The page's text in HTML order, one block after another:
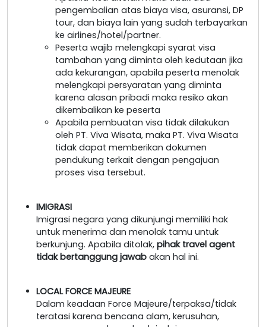
pengembalian atas biaya visa, asuransi, DP
tour, dan biaya lain yang sudah terbayarkan
ke airlines/hotel/partner.
Peserta wajib melengkapi syarat visa
tambahan yang diminta oleh kedutaan jika
ada kekurangan, apabila peserta menolak
melengkapi persyaratan yang diminta
karena alasan pribadi maka resiko akan
dikembalikan ke peserta
Apabila pembuatan visa tidak dilakukan
oleh PT. Viva Wisata, maka PT. Viva Wisata
tidak dapat memberikan dokumen
pendukung terkait dengan pengajuan
proses visa tersebut.
IMIGRASI
Imigrasi negara yang dikunjungi memiliki hak
untuk menerima dan menolak tamu untuk
berkunjung. Apabila ditolak, pihak travel agent
tidak bertanggung jawab akan hal ini.
LOCAL FORCE MAJEURE
Dalam keadaan Force Majeure/terpaksa/tidak
teratasi karena bencana alam, kerusuhan,